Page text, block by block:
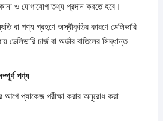
ও যোগাযোগ তথ্য প্রদান করতে হবে।
বা পণ্য গ্রহণে অস্বীকৃতির কারণে ডেলিভারি
ডেলিভারি চার্জ বা অর্ডার বাতিলের সিদ্ধান্ত
পণ্য
আগে প্যাকেজ পরীক্ষা করার অনুরোধ করা